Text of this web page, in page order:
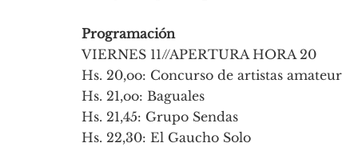
Programación
VIERNES 11//APERTURA HORA 20
Hs. 20,oo: Concurso de artistas amateur
Hs. 21,oo: Baguales
Hs. 21,45: Grupo Sendas
Hs. 22,30: El Gaucho Solo